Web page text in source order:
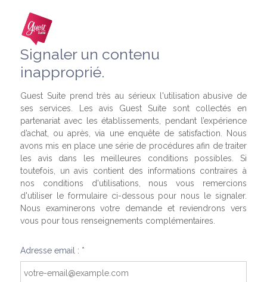
Signaler un contenu
inapproprié.
Guest Suite prend très au sérieux l'utilisation abusive de
ses services. Les avis Guest Suite sont collectés en
partenariat avec les établissements, pendant l’expérience
d’achat, ou après, via une enquête de satisfaction. Nous
avons mis en place une série de procédures afin de traiter
les avis dans les meilleures conditions possibles. Si
toutefois, un avis contient des informations contraires à
nos conditions d'utilisations, nous vous remercions
d'utiliser le formulaire ci-dessous pour nous le signaler.
Nous examinerons votre demande et reviendrons vers
vous pour tous renseignements complémentaires.
Adresse email : *